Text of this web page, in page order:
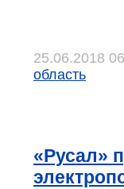
25.06.2018
область
«Русал»